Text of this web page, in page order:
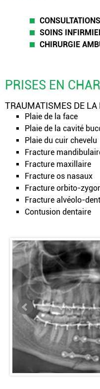
SOINS
CHIRURGIE
PRISES EN
TRAUMATISMES DE LA
Plaie de la face
Plaie de la cavité
Plaie du cuir chevelu
Fracture
Fracture maxillaire
Fracture os nasaux
Fracture orbito-
Fracture alvéolo-
Contusion dentaire